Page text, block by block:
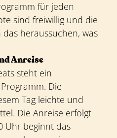
für jeden
sind freiwillig und die
heraussuchen, was
Anreise
steht ein
Die
Tag leichte und
Die Anreise erfolgt
Uhr beginnt das